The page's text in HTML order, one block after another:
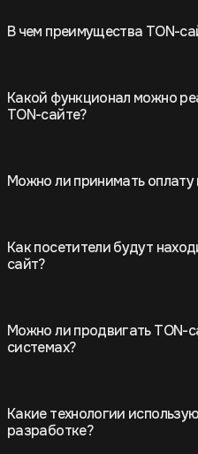
В чем преимущества TON-
Какой функционал можно
TON-сайте?
Можно ли принимать оплату
Как посетители будут
сайт?
Можно ли продвигать TON-
системах?
Какие технологии
разработке?